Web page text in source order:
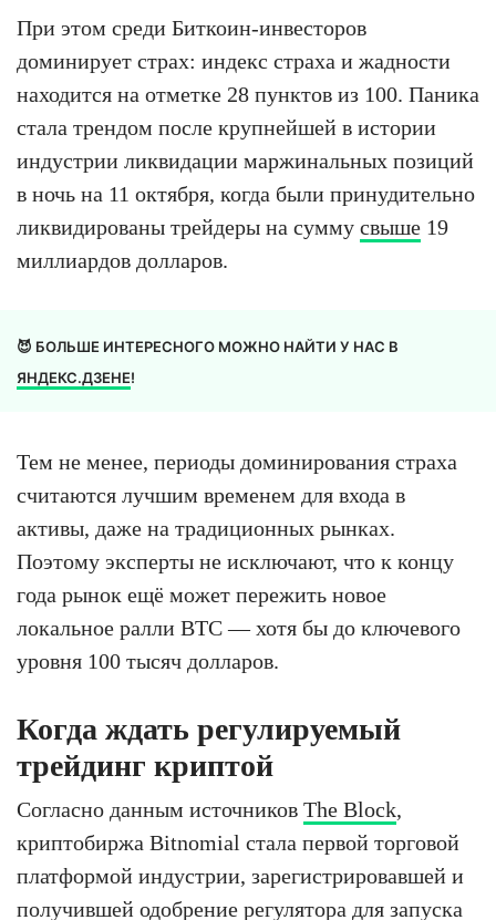
При этом среди Биткоин-инвесторов
доминирует страх: индекс страха и жадности
находится на отметке 28 пунктов из 100. Паника
стала трендом после крупнейшей в истории
индустрии ликвидации маржинальных позиций
в ночь на 11 октября, когда были принудительно
ликвидированы трейдеры на сумму свыше 19
миллиардов долларов.
😈 БОЛЬШЕ ИНТЕРЕСНОГО МОЖНО НАЙТИ У НАС В
ЯНДЕКС.ДЗЕНЕ!
Тем не менее, периоды доминирования страха
считаются лучшим временем для входа в
активы, даже на традиционных рынках.
Поэтому эксперты не исключают, что к концу
года рынок ещё может пережить новое
локальное ралли BTC — хотя бы до ключевого
уровня 100 тысяч долларов.
Когда ждать регулируемый
трейдинг криптой
Согласно данным источников The Block,
криптобиржа Bitnomial стала первой торговой
платформой индустрии, зарегистрировавшей и
получившей одобрение регулятора для запуска